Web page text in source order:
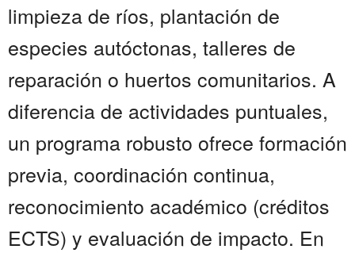
limpieza de ríos, plantación de
especies autóctonas, talleres de
reparación o huertos comunitarios. A
diferencia de actividades puntuales,
un programa robusto ofrece formación
previa, coordinación continua,
reconocimiento académico (créditos
ECTS) y evaluación de impacto. En